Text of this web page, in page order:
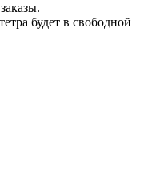
будет в свободной